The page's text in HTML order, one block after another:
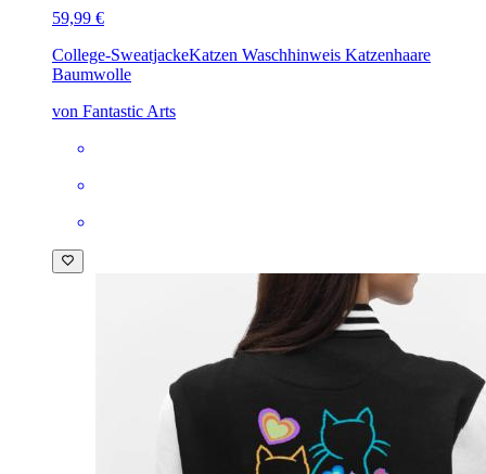
59,99 €
College-SweatjackeKatzen Waschhinweis Katzenhaare
Baumwolle
von Fantastic Arts